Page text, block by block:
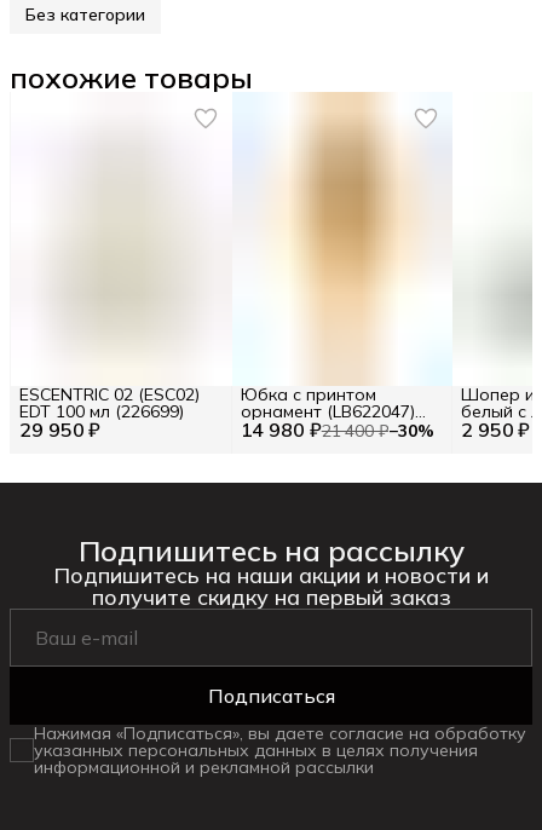
Без категории
похожие товары
29 950 ₽
ESCENTRIC 02 (ESC02)
EDT 100 мл (226699)
14 980 ₽21 400 ₽−30%
Юбка с принтом
орнамент (LB622047)
Размер S (INT) Цв. 2 950 ₽
Шопер из
белый с
BA23-06
Подпишитесь на рассылку
Подпишитесь на наши акции и новости и
получите скидку на первый заказ
Подписаться
Нажимая «Подписаться», вы даете согласие на обработку
указанных персональных данных в целях получения
информационной и рекламной рассылки